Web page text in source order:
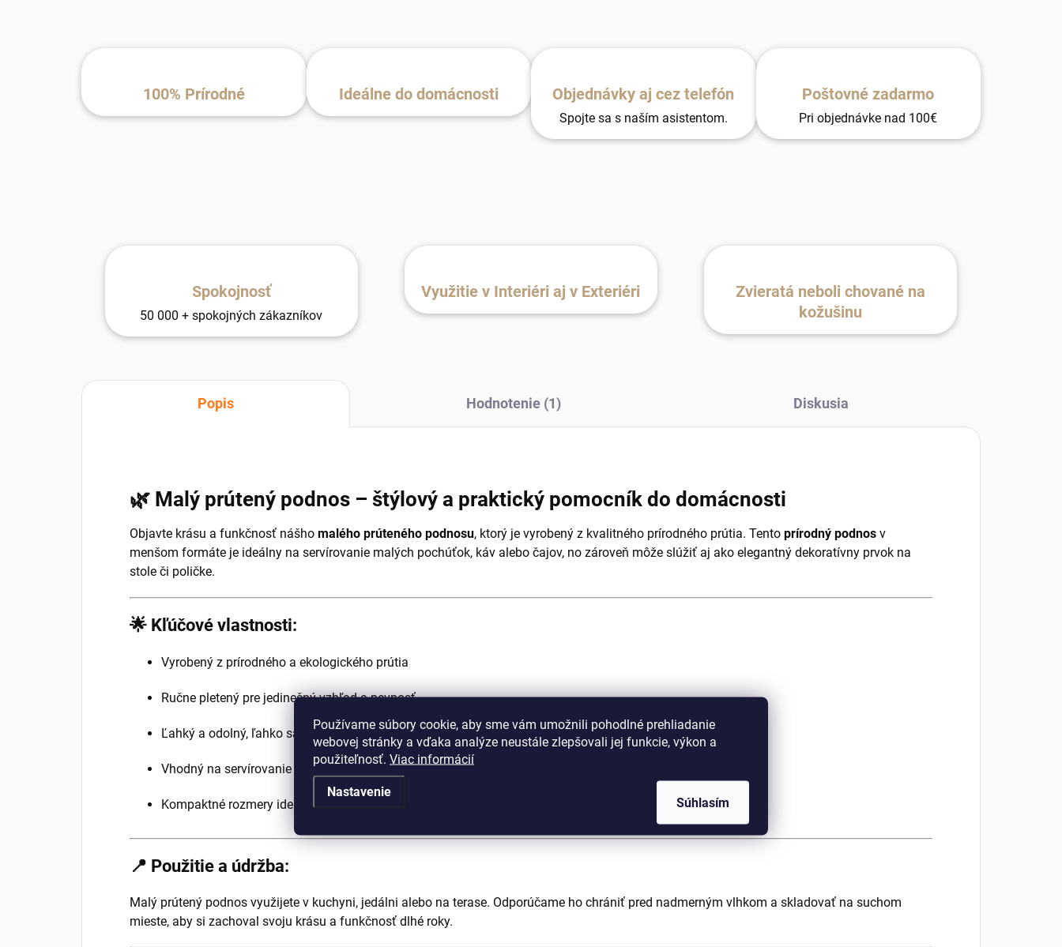
Používame súbory cookie, aby sme vám umožnili pohodlné prehliadanie
webovej stránky a vďaka analýze neustále zlepšovali jej funkcie, výkon a
použiteľnosť. Viac informácií
Nastavenie
Súhlasím
100% Prírodné Ideálne do domácnosti Objednávky aj cez telefón
Spojte sa s naším asistentom.
Poštovné zadarmo
Pri objednávke nad 100€
Spokojnosť
50 000 + spokojných zákazníkov
Využitie v Interiéri aj v Exteriéri
Zvieratá neboli chované na
kožušinu
Popis Hodnotenie (1) Diskusia
🌿 Malý prútený podnos – štýlový a praktický pomocník do domácnosti
Objavte krásu a funkčnosť nášho malého prúteného podnosu, ktorý je vyrobený z kvalitného prírodného prútia. Tento prírodný podnos v
menšom formáte je ideálny na servírovanie malých pochúťok, káv alebo čajov, no zároveň môže slúžiť aj ako elegantný dekoratívny prvok na
stole či poličke.
🌟 Kľúčové vlastnosti:
Vyrobený z prírodného a ekologického prútia
Ručne pletený pre jedinečný vzhľad a pevnosť
Ľahký a odolný, ľahko sa prenáša a udržiava
Vhodný na servírovanie alebo ako dekorácia v interiéri
Kompaktné rozmery ideálne na menšie priestory
📍 Použitie a údržba:
Malý prútený podnos využijete v kuchyni, jedálni alebo na terase. Odporúčame ho chrániť pred nadmerným vlhkom a skladovať na suchom
mieste, aby si zachoval svoju krásu a funkčnosť dlhé roky.